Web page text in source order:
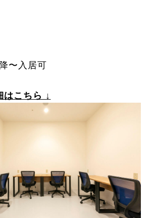
〜入居可
はこちら ↓